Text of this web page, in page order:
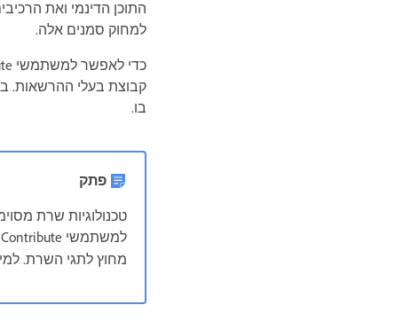
למחוק סמנים אלה.
בו.
פתק
טכנולוגיות שרת
מחוץ לתגי השרת.